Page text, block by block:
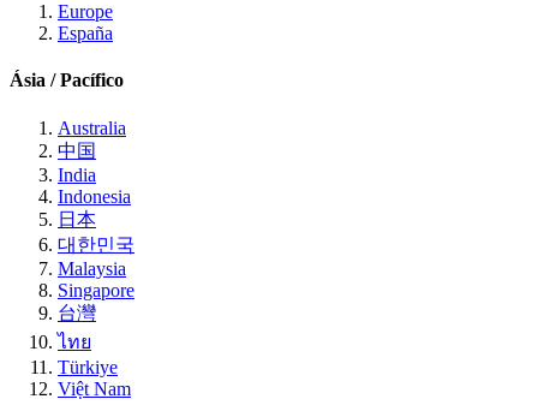
Europe
España
Ásia / Pacífico
Australia
中国
India
Indonesia
日本
대한민국
Malaysia
Singapore
台灣
ไทย
Türkiye
Việt Nam